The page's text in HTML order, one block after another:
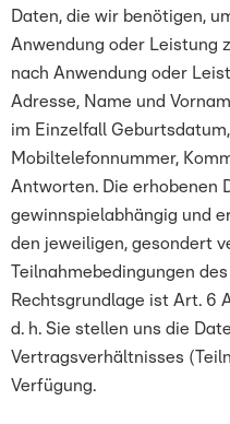
Daten, die wir benötigen,
Anwendung oder Leistung
nach Anwendung oder
Adresse, Name und
im Einzelfall
Mobiltelefonnummer,
Antworten. Die erhobenen
gewinnspielabhängig und
den jeweiligen, gesondert
Teilnahmebedingungen
Rechtsgrundlage ist Art. 6
d. h. Sie stellen uns die
Vertragsverhältnisses
Verfügung.